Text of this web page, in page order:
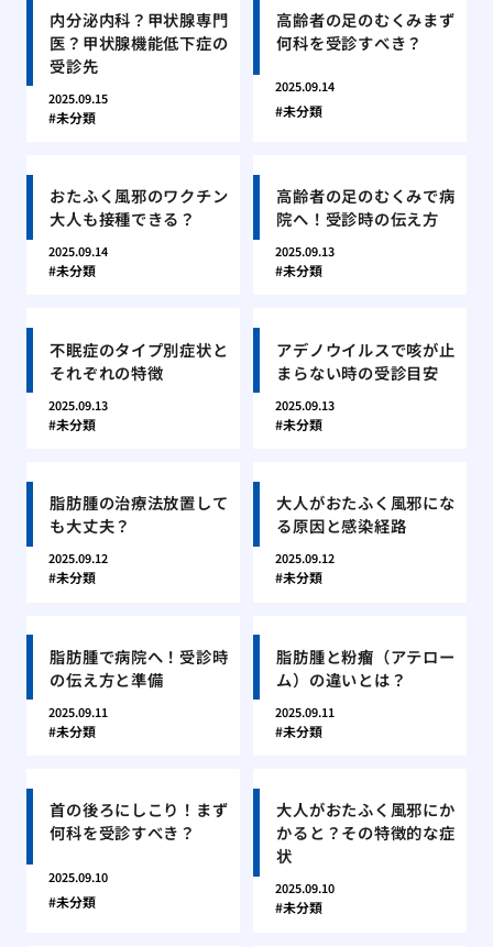
内分泌内科？甲状腺専門
医？甲状腺機能低下症の
受診先
2025.09.15
未分類
高齢者の足のむくみまず
何科を受診すべき？
2025.09.14
未分類
おたふく風邪のワクチン
大人も接種できる？
2025.09.14
未分類
高齢者の足のむくみで病
院へ！受診時の伝え方
2025.09.13
未分類
不眠症のタイプ別症状と
それぞれの特徴
2025.09.13
未分類
アデノウイルスで咳が止
まらない時の受診目安
2025.09.13
未分類
脂肪腫の治療法放置して
も大丈夫？
2025.09.12
未分類
大人がおたふく風邪にな
る原因と感染経路
2025.09.12
未分類
脂肪腫で病院へ！受診時
の伝え方と準備
2025.09.11
未分類
脂肪腫と粉瘤（アテロー
ム）の違いとは？
2025.09.11
未分類
首の後ろにしこり！まず
何科を受診すべき？
2025.09.10
未分類
大人がおたふく風邪にか
かると？その特徴的な症
状
2025.09.10
未分類